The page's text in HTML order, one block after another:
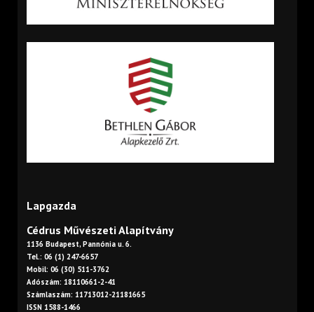
Lapgazda
Cédrus Művészeti Alapítvány
1136 Budapest, Pannónia u. 6.
Tel.: 06 (1) 247-6657
Mobil: 06 (30) 511-3762
Adószám: 18110661-2-41
Számlaszám: 11713012-21181665
ISSN 1588-1466